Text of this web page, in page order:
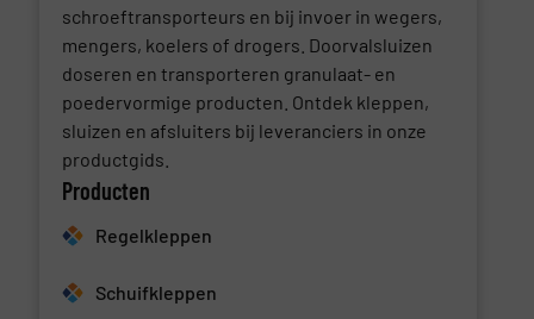
schroeftransporteurs en bij invoer in wegers,
mengers, koelers of drogers. Doorvalsluizen
doseren en transporteren granulaat- en
poedervormige producten. Ontdek kleppen,
sluizen en afsluiters bij leveranciers in onze
productgids.
Producten
Regelkleppen
Schuifkleppen